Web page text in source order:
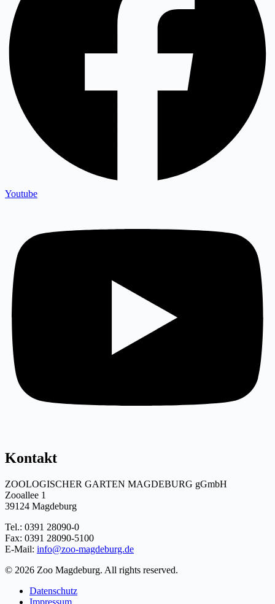
Youtube
Kontakt
ZOOLOGISCHER GARTEN MAGDEBURG gGmbH
Zooallee 1
39124 Magdeburg
Tel.: 0391 28090-0
Fax: 0391 28090-5100
E-Mail: info@zoo-magdeburg.de
© 2026 Zoo Magdeburg. All rights reserved.
Datenschutz
Impressum